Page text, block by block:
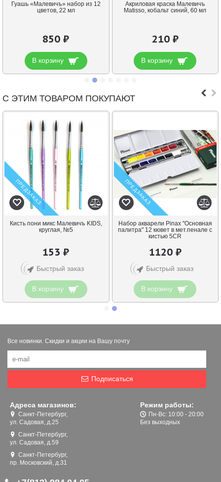
Гуашь «Малевичъ» набор из 12
цветов, 22 мл
850 ₽
В корзину
Акриловая краска Малевичъ
Matisso, кобальт синий, 60 мл
210 ₽
В корзину
С ЭТИМ ТОВАРОМ ПОКУПАЮТ
ПРЕДЗАКАЗ
Кисть пони микс Малевичъ KIDS,
круглая, №5
153 ₽
Быстрый заказ
В корзину
ПРЕДЗАКАЗ
Набор акварели Pinax "Основная
палитра" 12 кювет в мет.пенале c
кистью 5CR
1120 ₽
Быстрый заказ
В корзину
Все новинки. Скидки и акции на Вашу почту
Подписаться
Адреса магазинов:
Санкт-Петербург,
ул. Садовая, д.25
Санкт-Петербург,
ул. Садовая, д.59
Санкт-Петербург,
пр. Московский, д.31
Режим работы:
Пн-Вс: 10:00 - 20:00
Без выходных